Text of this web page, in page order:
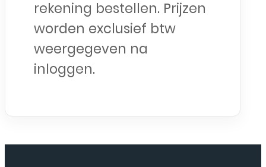
rekening bestellen. Prijzen
worden exclusief btw
weergegeven na
inloggen.